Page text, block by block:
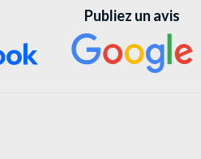
Publiez un avis